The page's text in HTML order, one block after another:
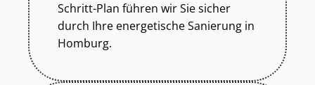
Schritt-Plan führen wir Sie sicher
durch Ihre energetische Sanierung in
Homburg.